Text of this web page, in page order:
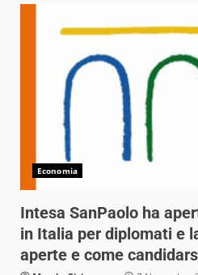
Economia
Intesa SanPaolo ha
in Italia per diplomati e
aperte e come